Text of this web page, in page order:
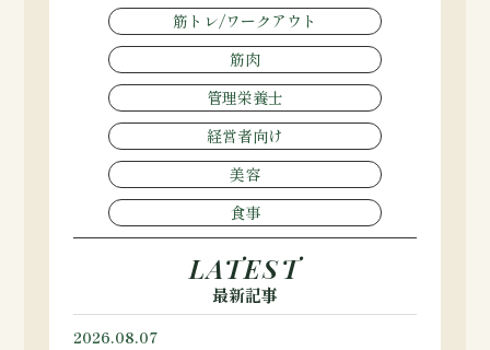
筋トレ/ワークアウト
筋肉
管理栄養士
経営者向け
美容
食事
LATEST
最新記事
2026.08.07